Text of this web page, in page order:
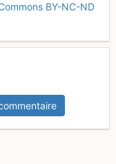
BY-NC-ND